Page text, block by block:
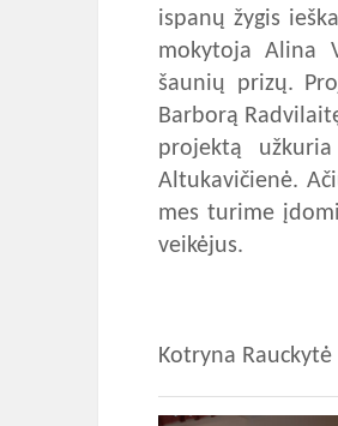
ispanų žygis
mokytoja Alina
šaunių prizų.
Barborą
projektą
Altukavičienė.
mes turime
veikėjus.
Kotryna Rauckytė